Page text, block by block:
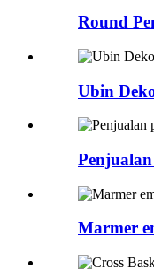
Round
Ubin
Marmer